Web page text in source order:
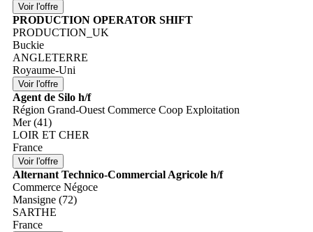
PRODUCTION OPERATOR SHIFT
PRODUCTION_UK
Buckie
ANGLETERRE
Royaume-Uni
Agent de Silo h/f
Région Grand-Ouest Commerce Coop Exploitation
Mer (41)
LOIR ET CHER
France
Alternant Technico-Commercial Agricole h/f
Commerce Négoce
Mansigne (72)
SARTHE
France